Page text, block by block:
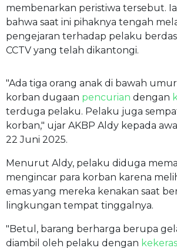
membenarkan peristiwa tersebut.
bahwa saat ini pihaknya tengah
pengejaran terhadap pelaku
CCTV yang telah dikantongi.
"Ada tiga orang anak di bawah
korban dugaan pencurian dengan
terduga pelaku. Pelaku juga
korban," ujar AKBP Aldy kepada
22 Juni 2025.
Menurut Aldy, pelaku diduga
mengincar para korban karena
emas yang mereka kenakan saat
lingkungan tempat tinggalnya.
"Betul, barang berharga berupa
diambil oleh pelaku dengan